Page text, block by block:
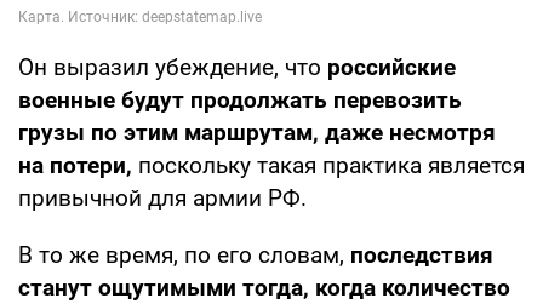
Он выразил убеждение, что российские
военные будут продолжать перевозить
грузы по этим маршрутам, даже несмотря
на потери, поскольку такая практика является
привычной для армии РФ.
В то же время, по его словам, последствия
станут ощутимыми тогда, когда количество